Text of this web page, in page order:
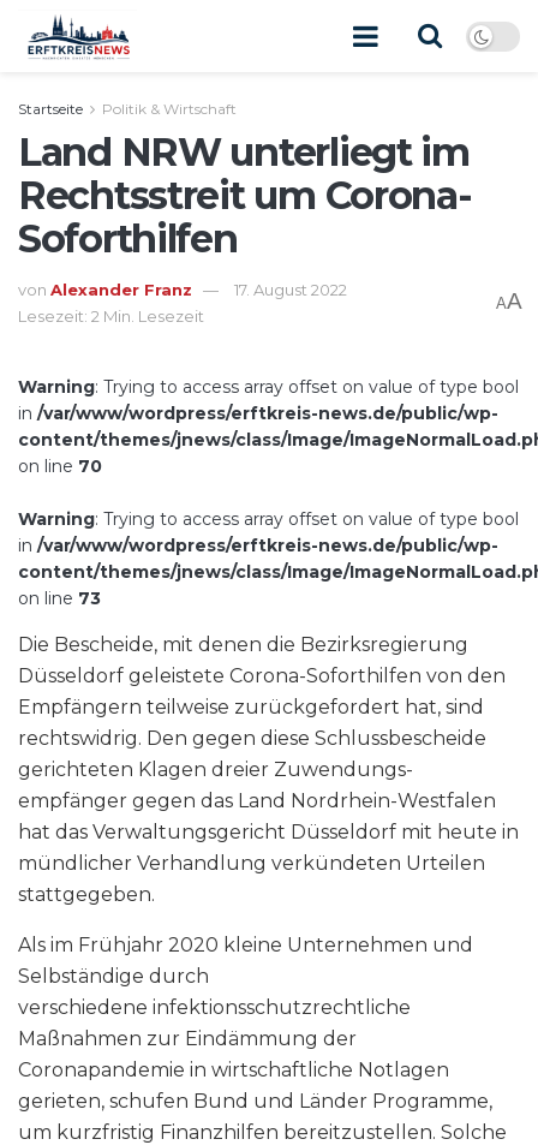
Startseite Politik & Wirtschaft
Land NRW unterliegt im
Rechtsstreit um Corona-
Soforthilfen
von Alexander Franz
17. August 2022
Lesezeit: 2 Min. Lesezeit
AA
Warning: Trying to access array offset on value of type bool
in /var/www/wordpress/erftkreis-news.de/public/wp-
content/themes/jnews/class/Image/
on line 70
Warning: Trying to access array offset on value of type bool
in /var/www/wordpress/erftkreis-news.de/public/wp-
content/themes/jnews/class/Image/
on line 73
Die Bescheide, mit denen die Bezirksregierung
Düsseldorf geleistete Corona-Soforthilfen von den
Empfängern teilweise zurückgefordert hat, sind
rechtswidrig. Den gegen diese Schlussbescheide
gerichteten Klagen dreier Zuwendungs-
empfänger gegen das Land Nordrhein-Westfalen
hat das Verwaltungsgericht Düsseldorf mit heute in
mündlicher Verhandlung verkündeten Urteilen
stattgegeben.
Als im Frühjahr 2020 kleine Unternehmen und
Selbständige durch
verschiedene infektionsschutzrechtliche
Maßnahmen zur Eindämmung der
Coronapandemie in wirtschaftliche Notlagen
gerieten, schufen Bund und Länder Programme,
um kurzfristig Finanzhilfen bereitzustellen. Solche